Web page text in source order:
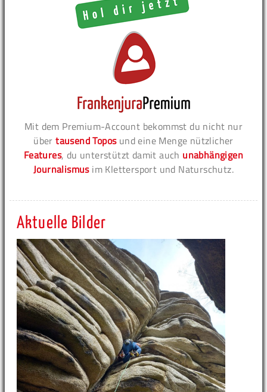
Mit dem Premium-Account bekommst du nicht nur
übertausend Toposund eine Menge nützlicher
Features, du unterstützt damit auch unabhängigen
Journalismusim Klettersport und Naturschutz.
Aktuelle Bilder